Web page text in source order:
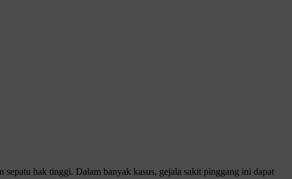
hak tinggi. Dalam banyak kasus, gejala sakit pinggang ini dapat